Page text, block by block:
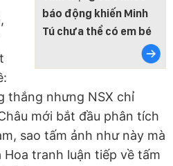
báo động khiến Minh
Tú chưa thể có em bé
thắng nhưng NSX chỉ
mới bắt đầu phân tích
sao tấm ảnh như này mà
Hoa tranh luận tiếp về tấm